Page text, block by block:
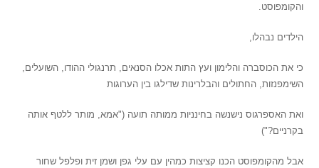
והקומפוסט.
הילדים נבהלו,
כי את הכוסברה והלימון ועץ התות אכלו הסנאים, תרנגולי ההודו, השועלים,
השימפנזות, החתולים והבלרינות שדילגו בין הערוגות
ואת האספרגוס נישנשה בחינניות ממותה תועה ("אמא, מותר ללטף אותה
בקרניים?")
אבל מהקומפוסט הכנו קציצות כמהין עם עלי גפן ושמן זית ופלפל שחור